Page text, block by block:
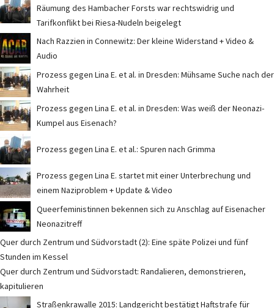
Räumung des Hambacher Forsts war rechtswidrig und
Tarifkonflikt bei Riesa-Nudeln beigelegt
Nach Razzien in Connewitz: Der kleine Widerstand + Video &
Audio
Prozess gegen Lina E. et al. in Dresden: Mühsame Suche nach der
Wahrheit
Prozess gegen Lina E. et al. in Dresden: Was weiß der Neonazi-
Kumpel aus Eisenach?
Prozess gegen Lina E. et al.: Spuren nach Grimma
Prozess gegen Lina E. startet mit einer Unterbrechung und
einem Naziproblem + Update & Video
Queerfeministinnen bekennen sich zu Anschlag auf Eisenacher
Neonazitreff
Quer durch Zentrum und Südvorstadt (2): Eine späte Polizei und fünf
Stunden im Kessel
Quer durch Zentrum und Südvorstadt: Randalieren, demonstrieren,
kapitulieren
Straßenkrawalle 2015: Landgericht bestätigt Haftstrafe für